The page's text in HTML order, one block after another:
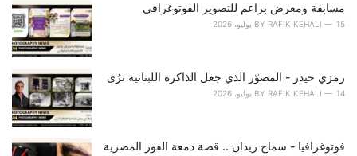
:مسابقة ومعرض براعم للتصوير الفوتوغرافي
BY RAFIK KEHALI 15 يوليو، 2026
رمزي حيدر - المصوّر الذي جعل الذاكرة اللبنانية ترُى
BY RAFIK KEHALI 14 يوليو، 2026
فوتوغرافيا - سماح زيدان .. قصة دمعة الفوز المصرية